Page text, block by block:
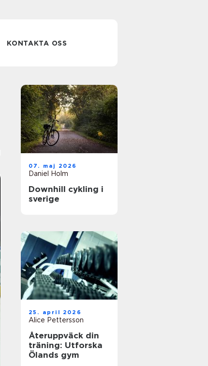
KONTAKTA OSS
07. maj 2026
Daniel Holm
Downhill cykling i
sverige
25. april 2026
Alice Pettersson
Återuppväck din
träning: Utforska
Ölands gym